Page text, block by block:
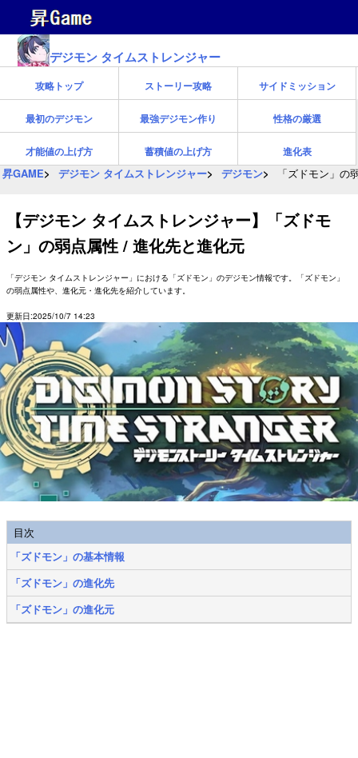
デジモン タイムストレンジャー
攻略トップ ストーリー攻略 サイドミッション
最初のデジモン 最強デジモン作り 性格の厳選
才能値の上げ方 蓄積値の上げ方 進化表
昇GAME デジモン タイムストレンジャー デジモン 「ズドモン」の
【デジモン タイムストレンジャー】「ズドモ
ン」の弱点属性 / 進化先と進化元
「デジモン タイムストレンジャー」における「ズドモン」のデジモン情報です。「ズドモン」
の弱点属性や、進化元・進化先を紹介しています。
更新日:2025/10/7 14:23
目次
「ズドモン」の基本情報
「ズドモン」の進化先
「ズドモン」の進化元